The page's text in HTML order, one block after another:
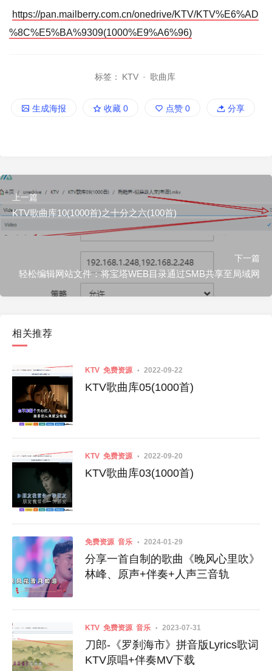
https://pan.mailberry.com.cn/onedrive/KTV/KTV%E6%AD
%8C%E5%BA%9309(1000%E9%A6%96)
标签： KTV · 歌曲库
生成海报 收藏 0 点赞 0 分享
上一篇
KTV歌曲库10(1000首)之十分之六(100首)
下一篇
轻松编辑网站文件：将宝塔WEB目录通过SMB共享至局域网
相关推荐
KTV 免费资源 2022-09-22
KTV歌曲库05(1000首)
KTV 免费资源 2022-09-20
KTV歌曲库03(1000首)
免费资源 音乐 2024-01-29
分享一首自制的歌曲《晚风心里吹》
林峰、原声+伴奏+人声三音轨
KTV 免费资源 音乐 2023-07-31
刀郎-《罗刹海市》拼音版Lyrics歌词
KTV原唱+伴奏MV下载